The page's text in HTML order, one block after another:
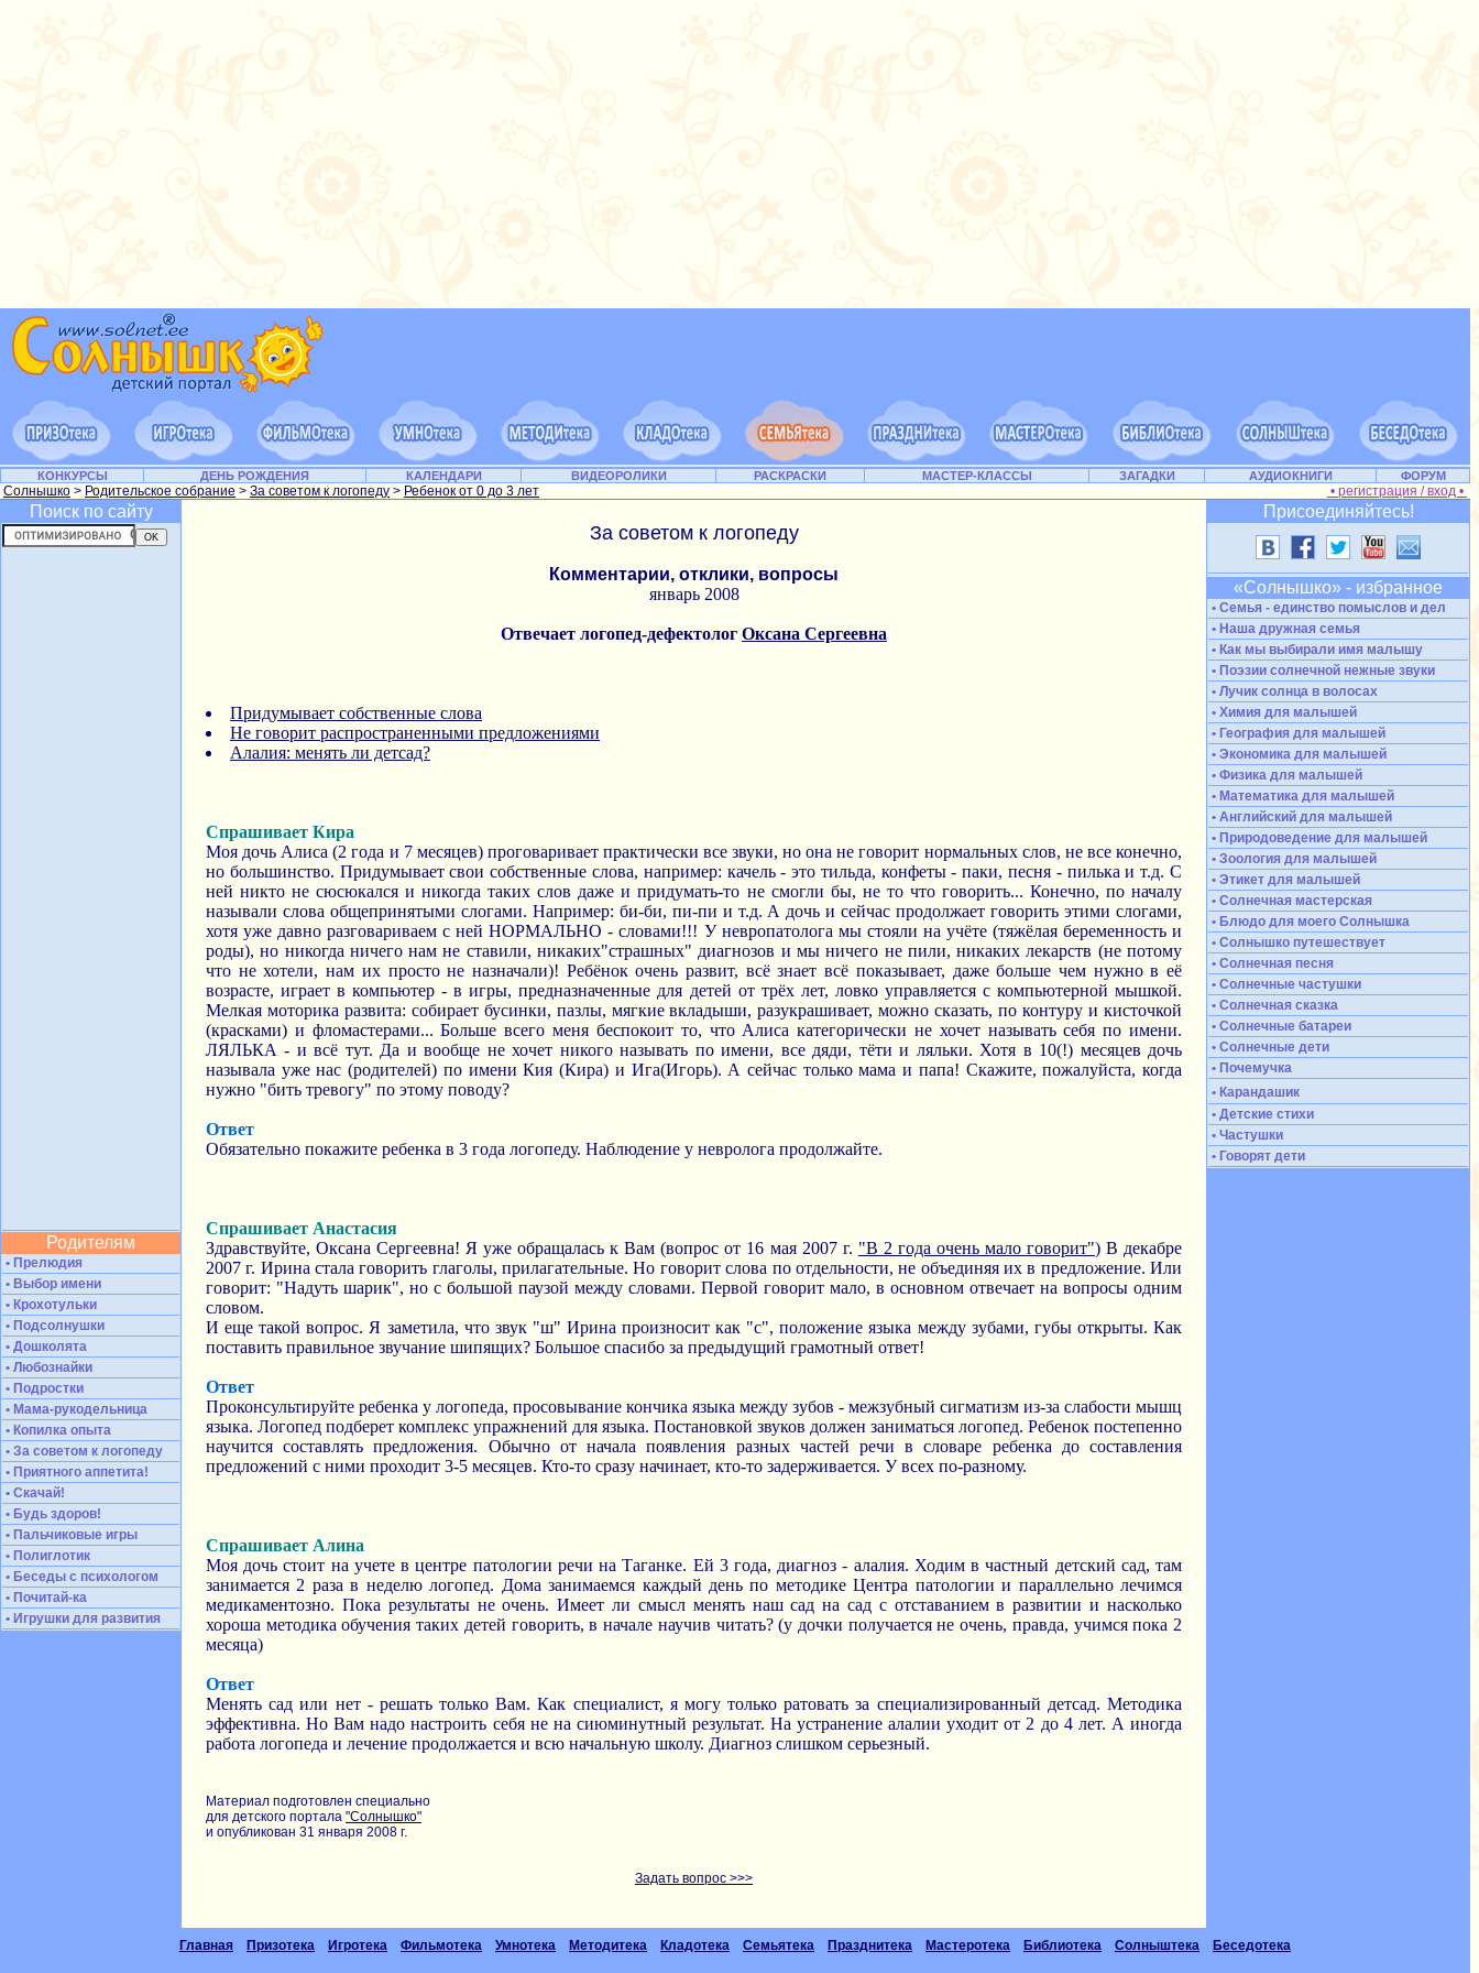
КОНКУРСЫ ДЕНЬ РОЖДЕНИЯ КАЛЕНДАРИ ВИДЕОРОЛИКИ РАСКРАСКИ МАСТЕР-КЛАССЫ ЗАГАДКИ АУДИОКНИГИ ФОРУМ
Солнышко > Родительское собрание > За советом к логопеду > Ребенок от 0 до 3 лет • регистрация / вход •
Поиск по сайту
Родителям
• Прелюдия
• Выбор имени
• Крохотульки
• Подсолнушки
• Дошколята
• Любознайки
• Подростки
• Мама-рукодельница
• Копилка опыта
• За советом к логопеду
• Приятного аппетита!
• Скачай!
• Будь здоров!
• Пальчиковые игры
• Полиглотик
• Беседы с психологом
• Почитай-ка
• Игрушки для развития
За советом к логопеду
Комментарии, отклики, вопросы
январь 2008
Отвечает логопед-дефектолог Оксана Сергеевна
Придумывает собственные слова
Не говорит распространенными предложениями
Алалия: менять ли детсад?
Спрашивает Кира
Моя дочь Алиса (2 года и 7 месяцев) проговаривает практически все звуки, но она не говорит нормальных слов, не все конечно,
но большинство. Придумывает свои собственные слова, например: качель - это тильда, конфеты - паки, песня - пилька и т.д. С
ней никто не сюсюкался и никогда таких слов даже и придумать-то не смогли бы, не то что говорить... Конечно, по началу
называли слова общепринятыми слогами. Например: би-би, пи-пи и т.д. А дочь и сейчас продолжает говорить этими слогами,
хотя уже давно разговариваем с ней НОРМАЛЬНО - словами!!! У невропатолога мы стояли на учёте (тяжёлая беременность и
роды), но никогда ничего нам не ставили, никаких"страшных" диагнозов и мы ничего не пили, никаких лекарств (не потому
что не хотели, нам их просто не назначали)! Ребёнок очень развит, всё знает всё показывает, даже больше чем нужно в её
возрасте, играет в компьютер - в игры, предназначенные для детей от трёх лет, ловко управляется с компьютерной мышкой.
Мелкая моторика развита: собирает бусинки, пазлы, мягкие вкладыши, разукрашивает, можно сказать, по контуру и кисточкой
(красками) и фломастерами... Больше всего меня беспокоит то, что Алиса категорически не хочет называть себя по имени.
ЛЯЛЬКА - и всё тут. Да и вообще не хочет никого называть по имени, все дяди, тёти и ляльки. Хотя в 10(!) месяцев дочь
называла уже нас (родителей) по имени Кия (Кира) и Ига(Игорь). А сейчас только мама и папа! Скажите, пожалуйста, когда
нужно "бить тревогу" по этому поводу?
Ответ
Обязательно покажите ребенка в 3 года логопеду. Наблюдение у невролога продолжайте.
Спрашивает Анастасия
Здравствуйте, Оксана Сергеевна! Я уже обращалась к Вам (вопрос от 16 мая 2007 г. "В 2 года очень мало говорит") В декабре
2007 г. Ирина стала говорить глаголы, прилагательные. Но говорит слова по отдельности, не объединяя их в предложение. Или
говорит: "Надуть шарик", но с большой паузой между словами. Первой говорит мало, в основном отвечает на вопросы одним
словом.
И еще такой вопрос. Я заметила, что звук "ш" Ирина произносит как "с", положение языка между зубами, губы открыты. Как
поставить правильное звучание шипящих? Большое спасибо за предыдущий грамотный ответ!
Ответ
Проконсультируйте ребенка у логопеда, просовывание кончика языка между зубов - межзубный сигматизм из-за слабости мышц
языка. Логопед подберет комплекс упражнений для языка. Постановкой звуков должен заниматься логопед. Ребенок постепенно
научится составлять предложения. Обычно от начала появления разных частей речи в словаре ребенка до составления
предложений с ними проходит 3-5 месяцев. Кто-то сразу начинает, кто-то задерживается. У всех по-разному.
Спрашивает Алина
Моя дочь стоит на учете в центре патологии речи на Таганке. Ей 3 года, диагноз - алалия. Ходим в частный детский сад, там
занимается 2 раза в неделю логопед. Дома занимаемся каждый день по методике Центра патологии и параллельно лечимся
медикаментозно. Пока результаты не очень. Имеет ли смысл менять наш сад на сад с отставанием в развитии и насколько
хороша методика обучения таких детей говорить, в начале научив читать? (у дочки получается не очень, правда, учимся пока 2
месяца)
Ответ
Менять сад или нет - решать только Вам. Как специалист, я могу только ратовать за специализированный детсад. Методика
эффективна. Но Вам надо настроить себя не на сиюминутный результат. На устранение алалии уходит от 2 до 4 лет. А иногда
работа логопеда и лечение продолжается и всю начальную школу. Диагноз слишком серьезный.
Материал подготовлен специально
для детского портала "Солнышко"
и опубликован 31 января 2008 г.
Задать вопрос >>>
Присоединяйтесь!
«Солнышко» - избранное
• Семья - единство помыслов и дел
• Наша дружная семья
• Как мы выбирали имя малышу
• Поэзии солнечной нежные звуки
• Лучик солнца в волосах
• Химия для малышей
• География для малышей
• Экономика для малышей
• Физика для малышей
• Математика для малышей
• Английский для малышей
• Природоведение для малышей
• Зоология для малышей
• Этикет для малышей
• Солнечная мастерская
• Блюдо для моего Солнышка
• Солнышко путешествует
• Солнечная песня
• Солнечные частушки
• Солнечная сказка
• Солнечные батареи
• Солнечные дети
• Почемучка
• Карандашик
• Детские стихи
• Частушки
• Говорят дети
Главная Призотека Игротека Фильмотека Умнотека Методитека Кладотека Семьятека Празднитека Мастеротека Библиотека Солныштека Беседотека